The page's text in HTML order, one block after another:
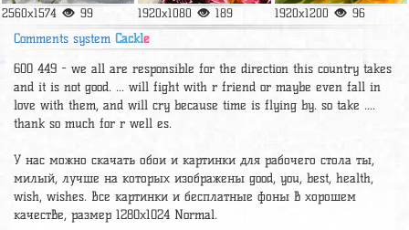
2560x1574 99 1920x1080 189 1920x1200 96
Comments system Cackle
600 449 - we all are responsible for the direction this country takes
and it is not good. ... will fight with r friend or maybe even fall in
love with them, and will cry because time is flying by. so take ....
thank so much for r well es.
У нас можно скачать обои и картинки для рабочего стола ты,
милый, лучше на которых изображены good, you, best, health,
wish, wishes. Все картинки и бесплатные фоны в хорошем
качестве, размер 1280x1024 Normal.